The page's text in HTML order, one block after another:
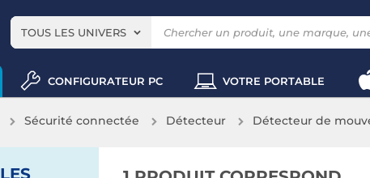
TOUS LES UNIVERS
CONFIGURATEUR PC VOTRE PORTABLE
Sécurité connectée Détecteur Détecteur de
LES